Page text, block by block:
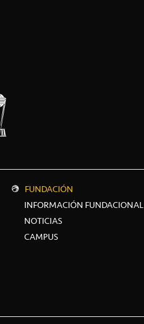
FUNDACIÓN
INFORMACIÓN FUNDACIONAL
NOTICIAS
CAMPUS